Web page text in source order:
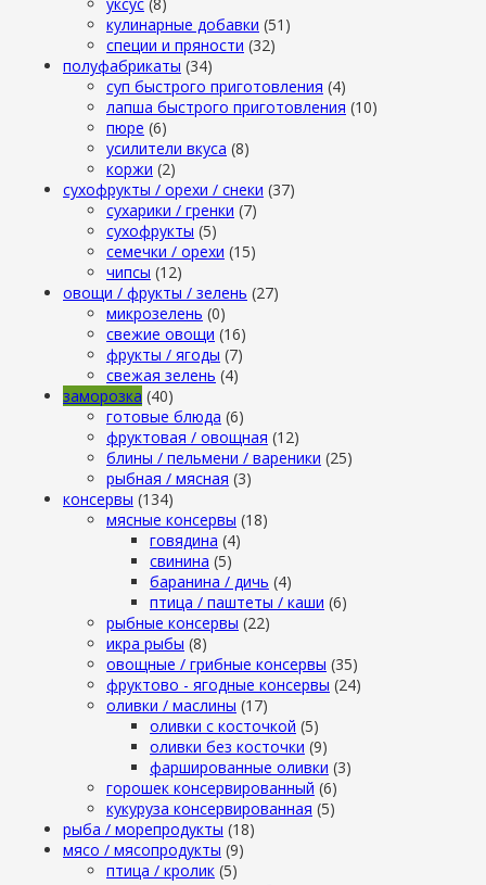
кулинарные добавки (51)
специи и пряности (32)
полуфабрикаты (34)
суп быстрого приготовления (4)
лапша быстрого приготовления (10)
пюре (6)
усилители вкуса (8)
коржи (2)
сухофрукты / орехи / снеки (37)
сухарики / гренки (7)
сухофрукты (5)
семечки / орехи (15)
чипсы (12)
овощи / фрукты / зелень (27)
микрозелень (0)
свежие овощи (16)
фрукты / ягоды (7)
свежая зелень (4)
заморозка (40)
готовые блюда (6)
фруктовая / овощная (12)
блины / пельмени / вареники (25)
рыбная / мясная (3)
консервы (134)
мясные консервы (18)
говядина (4)
свинина (5)
баранина / дичь (4)
птица / паштеты / каши (6)
рыбные консервы (22)
икра рыбы (8)
овощные / грибные консервы (35)
фруктово - ягодные консервы (24)
оливки / маслины (17)
оливки с косточкой (5)
оливки без косточки (9)
фаршированные оливки (3)
горошек консервированный (6)
кукуруза консервированная (5)
рыба / морепродукты (18)
мясо / мясопродукты (9)
птица / кролик (5)